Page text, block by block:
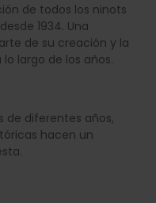
de todos los ninots
1934. Una
de su creación y la
largo de los años.
de diferentes años,
hacen un